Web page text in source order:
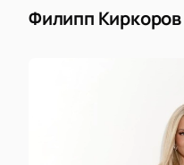
Филипп Киркоров